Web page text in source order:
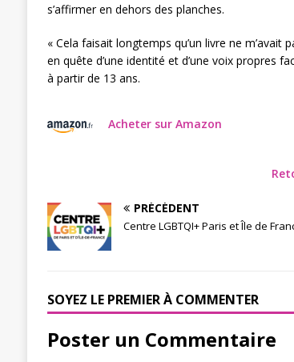
s’affirmer en dehors des planches.
« Cela faisait longtemps qu’un livre ne
en quête d’une identité et d’une voix propres
à partir de 13 ans.
Acheter sur Amazon
PRÉCÉDENT
Centre LGBTQI+ Paris et Île de
SOYEZ LE PREMIER À COMMENTER
Poster un Commentaire